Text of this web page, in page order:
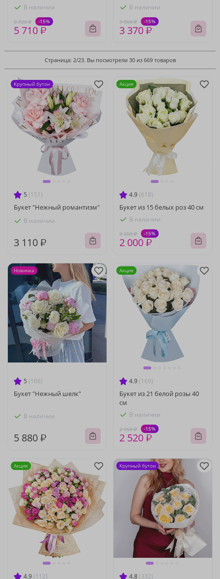
В наличии
6 720 ₽ -15%
5 710 ₽
В наличии
3 960 ₽ -15%
3 370 ₽
Страница: 2/23. Вы посмотрели 30 из 669 товаров
5 (151)
Букет "Нежный романтизм"
В наличии
3 110 ₽
Крупный бутон
4.9 (618)
Букет из 15 белых роз 40 см
В наличии
2 350 ₽ -15%
2 000 ₽
Акция
5 (166)
Букет "Нежный шелк"
В наличии
5 880 ₽
Новинка
4.9 (169)
Букет из 21 белой розы 40
см
В наличии
2 960 ₽ -15%
2 520 ₽
Акция
4.9 (112)
Акция
4.8 (332)
Крупный бутон